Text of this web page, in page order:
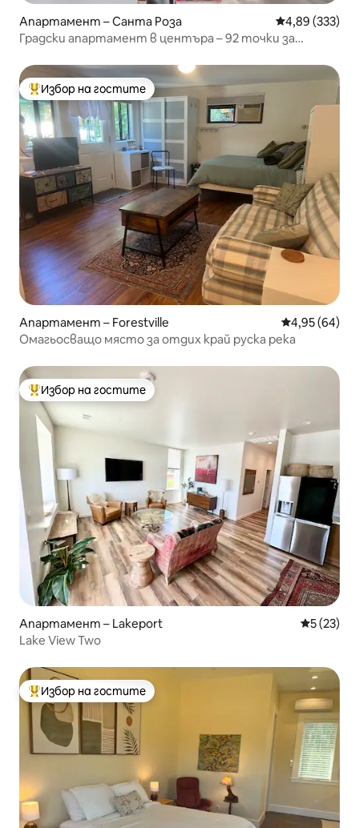
Апартамент – Санта Роза Средна
4,89 (333)
Градски апартамент в центъра – 92 точки за
Най-популярен избор на гостите
Избор на гостите
Апартамент – Forestville Средна
4,95 (64)
Омагьосващо място за отдих край руска река
Най-популярен избор на гостите
Избор на гостите
Апартамент – Lakeport Средна
5 (23)
Lake View Two
Най-популярен избор на гостите
Избор на гостите